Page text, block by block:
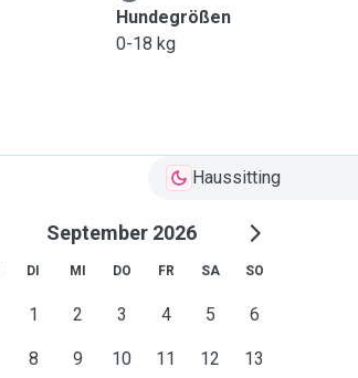
Hundegrößen
0-18 kg
Haussitting
September 2026
DI MI DO FR SA SO
1 2 3 4 5 6
8 9 10 11 12 13